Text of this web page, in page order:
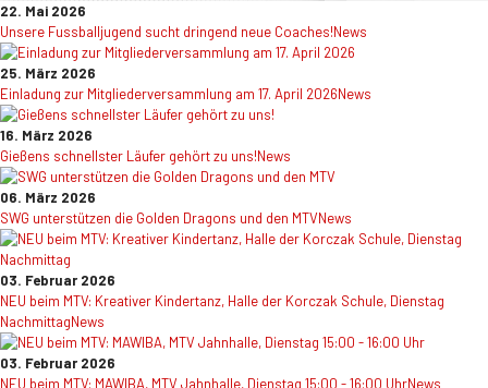
22. Mai 2026
Unsere Fussballjugend sucht dringend neue Coaches!News
25. März 2026
Einladung zur Mitgliederversammlung am 17. April 2026News
16. März 2026
Gießens schnellster Läufer gehört zu uns!News
06. März 2026
SWG unterstützen die Golden Dragons und den MTVNews
03. Februar 2026
NEU beim MTV: Kreativer Kindertanz, Halle der Korczak Schule, Dienstag
NachmittagNews
03. Februar 2026
NEU beim MTV: MAWIBA, MTV Jahnhalle, Dienstag 15:00 - 16:00 UhrNews